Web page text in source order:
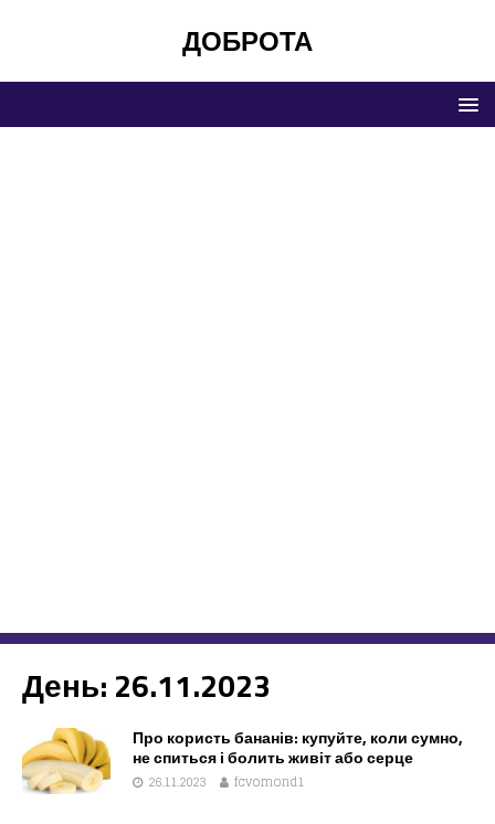
ДОБРОТА
День: 26.11.2023
Про користь бананів: купуйте, коли сумно,
не спиться і болить живіт або серце
26.11.2023 fcvomond1